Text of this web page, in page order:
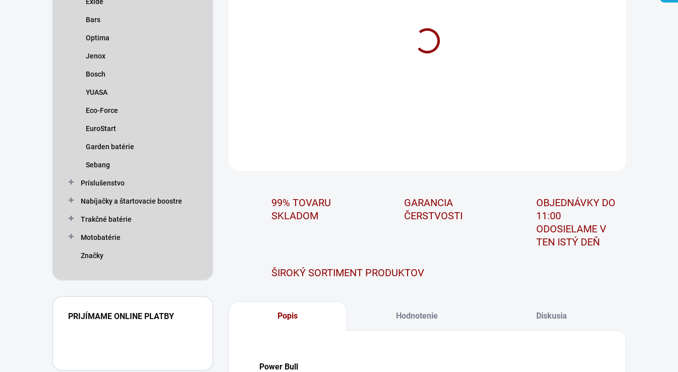
Bars
Optima
Jenox
Bosch
YUASA
Eco-Force
EuroStart
Garden batérie
Sebang
Príslušenstvo
Nabíjačky a štartovacie boostre
Trakčné batérie
Motobatérie
Značky
PRIJÍMAME ONLINE PLATBY
INOVÁCIE PRE NAJVYŠŠIE NÁROKY.
99% TOVARU
SKLADOM
GARANCIA
ČERSTVOSTI
OBJEDNÁVKY DO
11:00
ODOSIELAME V
TEN ISTÝ DEŇ
ŠIROKÝ SORTIMENT PRODUKTOV
Popis Hodnotenie Diskusia
Power Bull